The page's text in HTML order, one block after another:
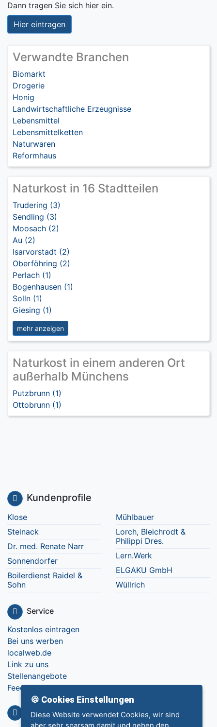
Dann tragen Sie sich hier ein.
Hier eintragen
Verwandte Branchen
Biomarkt
Drogerie
Honig
Landwirtschaftliche Erzeugnisse
Lebensmittel
Lebensmittelketten
Naturwaren
Reformhaus
Naturkost in 16 Stadtteilen
Trudering (3)
Sendling (3)
Moosach (2)
Au (2)
Isarvorstadt (2)
Oberföhring (2)
Perlach (1)
Bogenhausen (1)
Solln (1)
Giesing (1)
mehr anzeigen
Naturkost in einem anderen Ort
außerhalb Münchens
Putzbrunn (1)
Ottobrunn (1)
Kundenprofile
Klose
Steinack
Dr. med. Renate Narr
Sonnendorfer
Boilerdienst Raidel &
Sohn
Mühlbauer
Lorch, Bleichrodt &
Philippi Dres.
Lern.Werk
ELGAKU GmbH
Wüllrich
Service
Kostenlos eintragen
Bei uns werben
localweb.de
Link zu uns
Stellenangebote
Feedback
Info
🍪 Cookies Einstellungen
Diese Website verwendet Cookies, wir sind